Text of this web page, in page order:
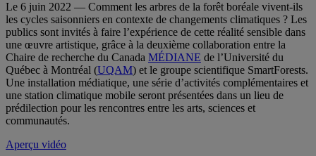
Le 6 juin 2022 — Comment les arbres de la forêt boréale vivent-ils
les cycles saisonniers en contexte de changements climatiques ? Les
publics sont invités à faire l’expérience de cette réalité sensible dans
une œuvre artistique, grâce à la deuxième collaboration entre la
Chaire de recherche du Canada MÉDIANE de l’Université du
Québec à Montréal (UQAM) et le groupe scientifique SmartForests.
Une installation médiatique, une série d’activités complémentaires et
une station climatique mobile seront présentées dans un lieu de
prédilection pour les rencontres entre les arts, sciences et
communautés.
Aperçu vidéo